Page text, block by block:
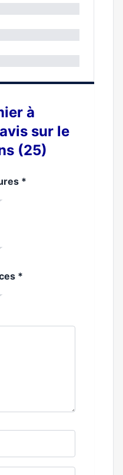
à
sur le
(25)
*
*